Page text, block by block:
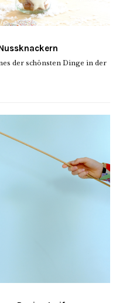
der schönsten Dinge in der